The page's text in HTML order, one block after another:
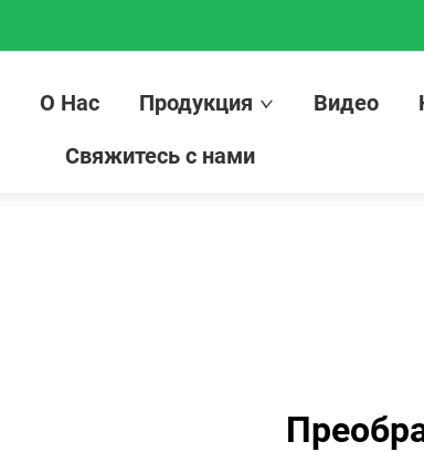
О Нас Продукция Видео
Свяжитесь с нами